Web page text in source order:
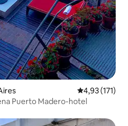
Gemiddelde
4,93 (171)
Puerto Madero-hotel